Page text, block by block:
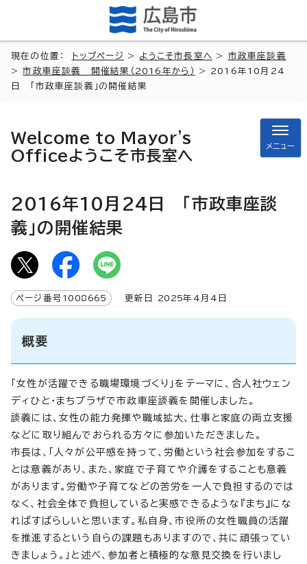
現在の位置： トップページ > ようこそ市長室へ > 市政車座談義
>市政車座談義 開催結果（2016年から）
> 2016年10月24
日 「市政車座談義」の開催結果
Welcome to Mayor's
Officeようこそ市長室へ
メニュー
2016年10月24日 「市政車座談
義」の開催結果
ページ番号 1008665 更新日 2025年4月4日
概要
「女性が活躍できる職場環境づくり」をテーマに、合人社ウェン
ディひと・まちプラザで市政車座談義を開催しました。
談義には、女性の能力発揮や職域拡大、仕事と家庭の両立支援
などに取り組んでおられる方々に参加いただきました。
市長は、「人々が公平感を持って、労働という社会参加をするこ
とは意義があり、また、家庭で子育てや介護をすることも意義
があります。労働や子育てなどの苦労を一人で負担するのでは
なく、社会全体で負担していると実感できるような『まち』にな
ればすばらしいと思います。私自身、市役所の女性職員の活躍
を推進するという自らの課題もありますので、共に頑張ってい
きましょう。」と述べ、参加者と積極的な意見交換を行いまし